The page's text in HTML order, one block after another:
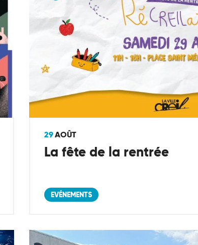
29AOÛT
La fête de la rentrée
EVÉNEMENTS